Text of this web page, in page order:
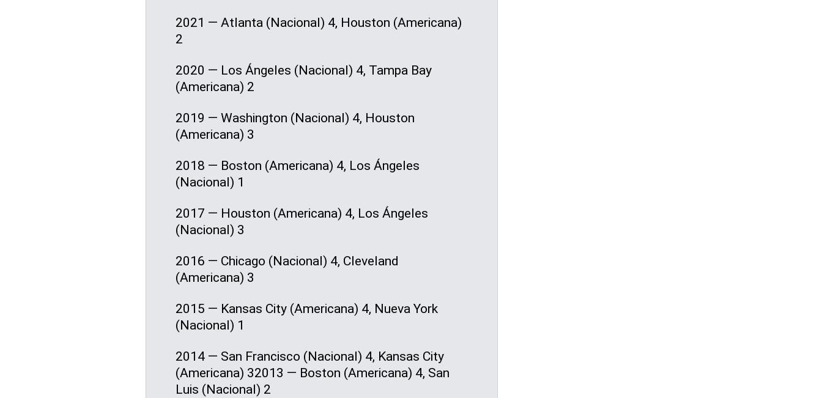
2021 — Atlanta (Nacional) 4, Houston (Americana)
2
2020 — Los Ángeles (Nacional) 4, Tampa Bay
(Americana) 2
2019 — Washington (Nacional) 4, Houston
(Americana) 3
2018 — Boston (Americana) 4, Los Ángeles
(Nacional) 1
2017 — Houston (Americana) 4, Los Ángeles
(Nacional) 3
2016 — Chicago (Nacional) 4, Cleveland
(Americana) 3
2015 — Kansas City (Americana) 4, Nueva York
(Nacional) 1
2014 — San Francisco (Nacional) 4, Kansas City
(Americana) 32013 — Boston (Americana) 4, San
Luis (Nacional) 2